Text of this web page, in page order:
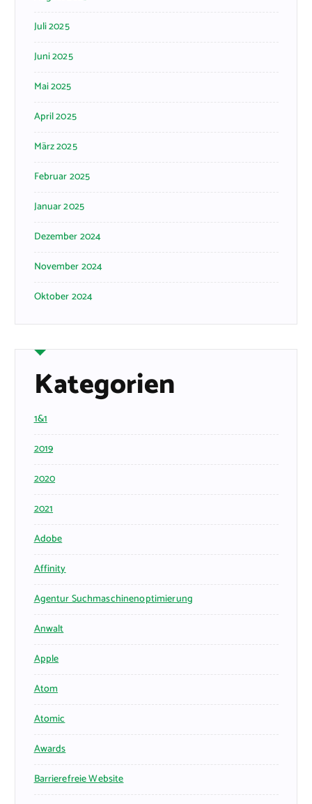
Juli 2025
Juni 2025
Mai 2025
April 2025
März 2025
Februar 2025
Januar 2025
Dezember 2024
November 2024
Oktober 2024
Kategorien
1&1
2019
2020
2021
Adobe
Affinity
Agentur Suchmaschinenoptimierung
Anwalt
Apple
Atom
Atomic
Awards
Barrierefreie Website